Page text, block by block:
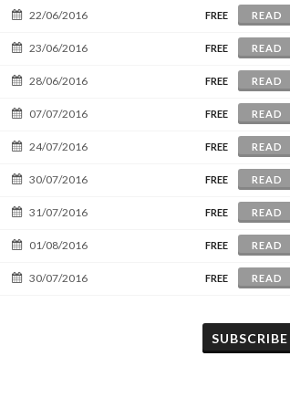
22/06/2016 FREE READ
23/06/2016 FREE READ
28/06/2016 FREE READ
07/07/2016 FREE READ
24/07/2016 FREE READ
30/07/2016 FREE READ
31/07/2016 FREE READ
01/08/2016 FREE READ
30/07/2016 FREE READ
SUBSCRIBE